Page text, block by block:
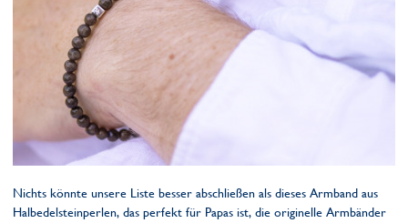
Nichts könnte unsere Liste besser abschließen als dieses Armband aus
Halbedelsteinperlen, das perfekt für Papas ist, die originelle Armbänder